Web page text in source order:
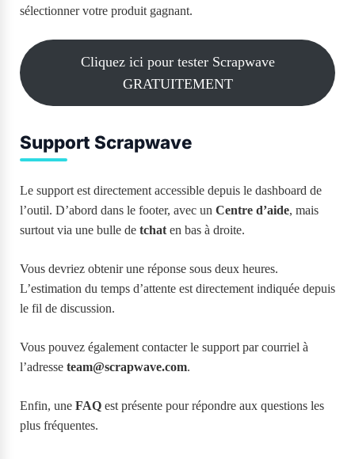
sélectionner votre produit gagnant.
Cliquez ici pour tester Scrapwave
GRATUITEMENT
Support Scrapwave
Le support est directement accessible depuis le dashboard de
l’outil. D’abord dans le footer, avec un Centre d’aide, mais
surtout via une bulle de tchat en bas à droite.
Vous devriez obtenir une réponse sous deux heures.
L’estimation du temps d’attente est directement indiquée depuis
le fil de discussion.
Vous pouvez également contacter le support par courriel à
l’adresse team@scrapwave.com.
Enfin, une FAQ est présente pour répondre aux questions les
plus fréquentes.